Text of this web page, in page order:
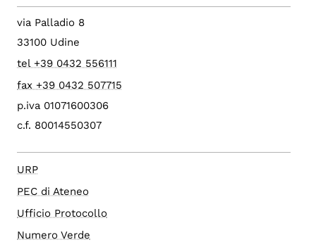
via Palladio 8
33100 Udine
tel +39 0432 556111
fax +39 0432 507715
p.iva 01071600306
c.f. 80014550307
URP
PEC di Ateneo
Ufficio Protocollo
Numero Verde